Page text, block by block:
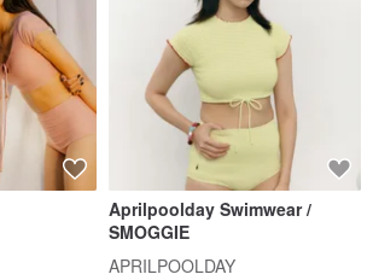
Aprilpoolday Swimwear /
SMOGGIE
APRILPOOLDAY